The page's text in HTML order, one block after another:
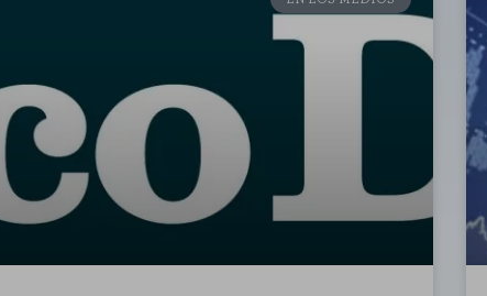
RECHAZAR TODO